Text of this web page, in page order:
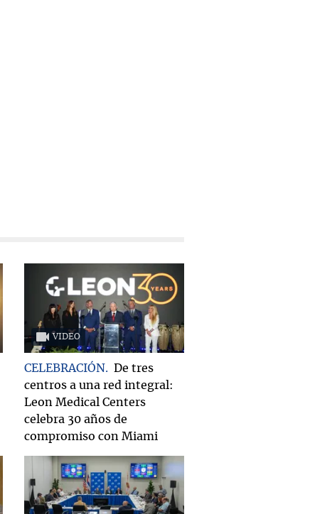
VIDEO
CELEBRACIÓN
De tres
centros a una red integral:
Leon Medical Centers
celebra 30 años de
compromiso con Miami